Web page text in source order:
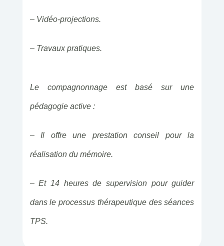
– Vidéo-projections.
– Travaux pratiques.
Le compagnonnage est basé sur une
pédagogie active :
– Il offre une prestation conseil pour la
réalisation du mémoire.
– Et 14 heures de supervision pour guider
dans le processus thérapeutique des séances
TPS.